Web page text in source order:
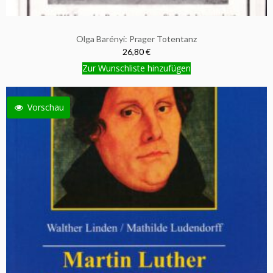
Olga Barényi: Prager Totentanz
26,80 €
Zur Wunschliste hinzufügen
Vorschau